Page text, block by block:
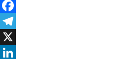
WhatsApp
Facebook
Telegram
X